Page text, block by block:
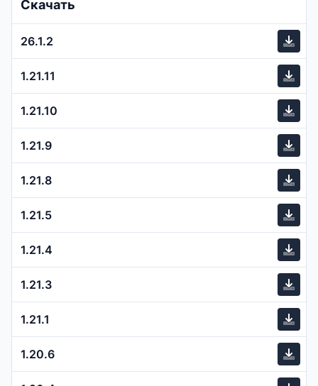
Скачать
26.1.2
1.21.11
1.21.10
1.21.9
1.21.8
1.21.5
1.21.4
1.21.3
1.21.1
1.20.6